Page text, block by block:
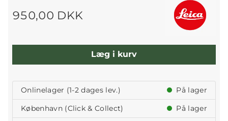
950,00 DKK
Læg i kurv
Onlinelager (1-2 dages lev.)
På lager
København (Click & Collect)
På lager